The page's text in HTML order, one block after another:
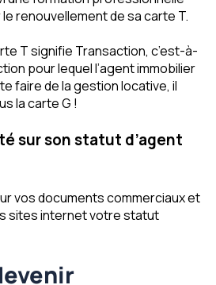
renouvellement de sa carte T.
T signifie Transaction, c’est-à-
pour lequel l’agent immobilier
faire de la gestion locative, il
la carte G !
sur son statut d’agent
vos documents commerciaux et
sites internet votre statut